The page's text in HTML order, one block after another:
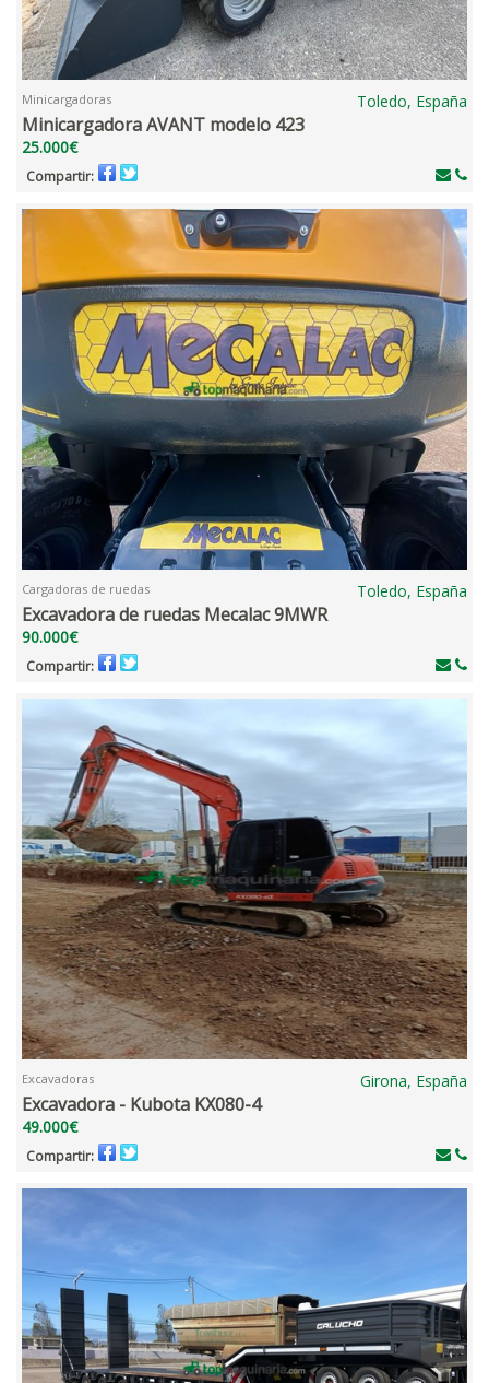
Minicargadoras Toledo, España
Minicargadora AVANT modelo 423
25.000€
Compartir:
Cargadoras de ruedas Toledo, España
Excavadora de ruedas Mecalac 9MWR
90.000€
Compartir:
Excavadoras Girona, España
Excavadora - Kubota KX080-4
49.000€
Compartir: